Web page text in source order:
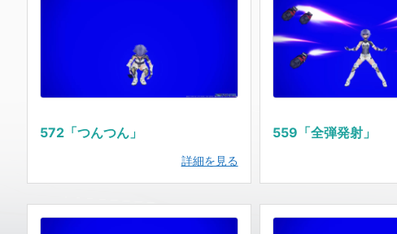
572「つんつん」
詳細を見る
559「全弾発射」